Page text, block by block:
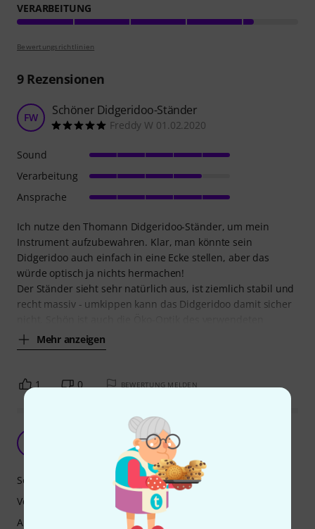
VERARBEITUNG
Bewertungsrichtlinien
9Rezensionen
FW Schöner Didgeridoo-Ständer
Freddy W 01.02.2020
Ich nutze den Thomann Didgeridoo-Ständer, um mein
Instrument aufzubewahren. Klar, man könnte sein
Didgeridoo auch einfach in eine Ecke stellen, aber das
würde optisch ja nichts hermachen!
Der Ständer sieht sehr natürlich aus, ist ziemlich stabil und
recht massiv - umkippen kann das Didgeridoo damit sicher
Mehr anzeigen
Sound
Verarbeitung
Ansprache
1 0 BEWERTUNG MELDEN
Majari 07.11.2020
Sound
Verarbeitung
Ansprache